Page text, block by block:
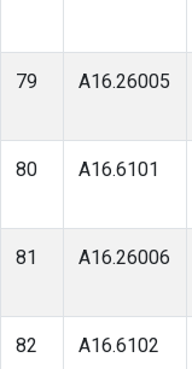
79 A16.26005
80 A16.6101
81 A16.26006
82 A16.6102